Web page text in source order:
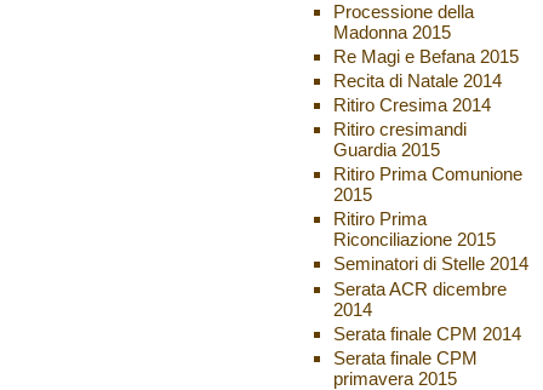
Processione della
Madonna 2015
Re Magi e Befana 2015
Recita di Natale 2014
Ritiro Cresima 2014
Ritiro cresimandi
Guardia 2015
Ritiro Prima Comunione
2015
Ritiro Prima
Riconciliazione 2015
Seminatori di Stelle 2014
Serata ACR dicembre
2014
Serata finale CPM 2014
Serata finale CPM
primavera 2015